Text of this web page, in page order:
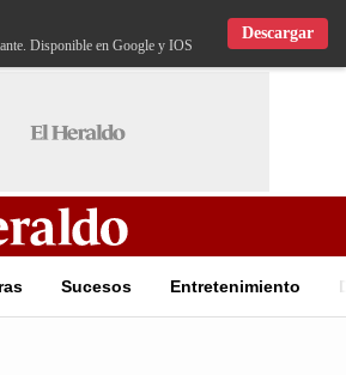
Disponible en Google y IOS
Descargar
Sucesos Entretenimiento